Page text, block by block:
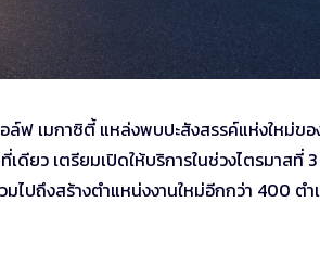
ฟ เมกาซิตี้ แหล่งพบปะสังสรรค์แห่งใหม่ขอ
ดียว เตรียมเปิดให้บริการในช่วงไตรมาสที่
ไปถึงสร้างตำแหน่งงานใหม่อีกกว่า 400 ต